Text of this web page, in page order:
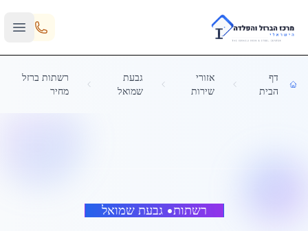
Skip to main content
דף
הבית
אזורי
שירות
גבעת
שמואל
רשתות ברזל
מחיר
רשתות•גבעת שמואל